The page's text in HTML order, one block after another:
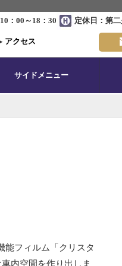
：00～18：30 定休日：第
アクセス
サイドメニュー
能フィルム「クリスタ
内空間を作り出しま